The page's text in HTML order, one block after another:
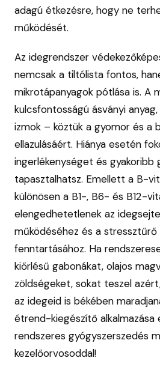
adagú étkezésre, hogy ne
működését.
Az idegrendszer
nemcsak a tiltólista fontos,
mikrotápanyagok pótlása is. A
kulcsfontosságú ásványi
izmok – köztük a gyomor és a
ellazulásáért. Hiánya esetén
ingerlékenységet és gyakoribb
tapasztalhatsz. Emellett a B-
különösen a B1-, B6- és B12-
elengedhetetlenek az
működéséhez és a stressztűrő
fenntartásához. Ha
kiőrlésű gabonákat, olajos
zöldségeket, sokat teszel
az idegeid is békében
étrend-kiegészítő alkalmazása
rendszeres gyógyszerszedés
kezelőorvosoddal!